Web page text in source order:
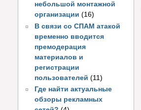
небольшой монтажной
организации (16)
В связи со СПАМ атакой
временно вводится
премодерация
материалов и
регистрации
пользователей(11)
Где найти актуальные
обзоры рекламных